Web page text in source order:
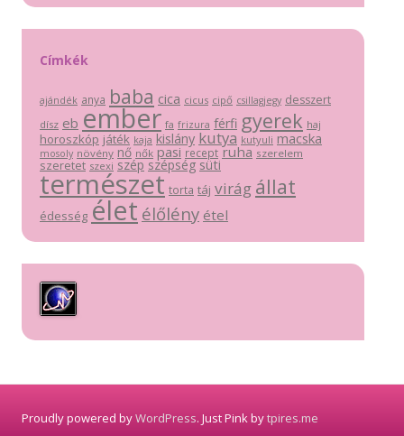
Címkék
ajándék anya baba cica cicus cipő csillagjegy desszert
dísz eb ember fa frizura férfi gyerek haj
horoszkóp játék kaja kislány kutya kutyuli macska
mosoly növény nő nők pasi recept ruha szerelem
szeretet szexi szép szépség süti
természet torta táj virág állat
édesség élet élőlény étel
Proudly powered byWordPress. Just Pink bytpires.me